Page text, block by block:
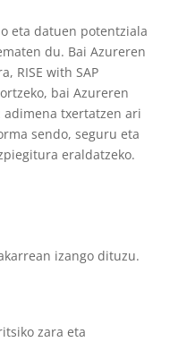
eta datuen potentziala
du. Bai Azureren
RISE with SAP
bai Azureren
txertatzen ari
sendo, seguru eta
eraldatzeko.
izango dituzu.
zara eta